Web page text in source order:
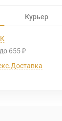
Курьер
до 655 ₽